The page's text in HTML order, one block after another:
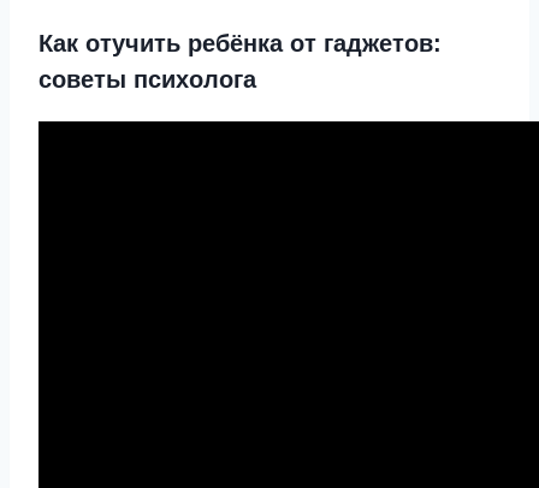
Как отучить ребёнка от гаджетов:
советы психолога